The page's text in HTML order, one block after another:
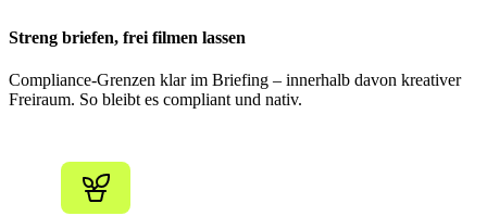
Streng briefen, frei filmen lassen
Compliance-Grenzen klar im Briefing – innerhalb davon kreativer
Freiraum. So bleibt es compliant und nativ.